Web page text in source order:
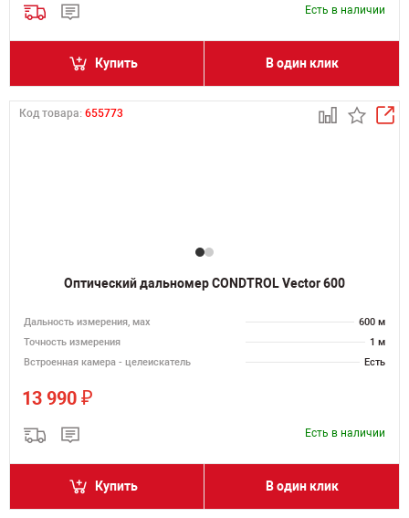
Есть в наличии
Купить В один клик
Код товара: 655773
Оптический дальномер CONDTROL Vector 600
Дальность измерения, мах
600 м
Точность измерения
1 м
Встроенная камера - целеискатель
Есть
13 990 ₽
Есть в наличии
Купить В один клик